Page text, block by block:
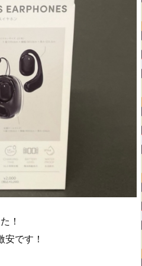
！
です！